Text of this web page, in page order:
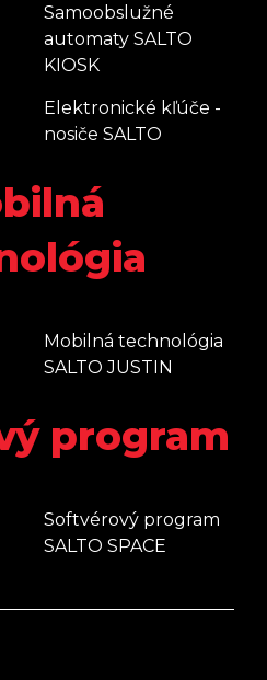
Samoobslužné
automaty SALTO
KIOSK
Elektronické kľúče -
nosiče SALTO
Mobilná technológia
SALTO JUSTIN
program
Softvérový program
SALTO SPACE